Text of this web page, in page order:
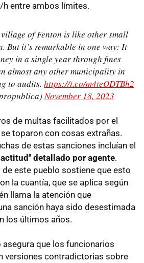
entre ambos límites.
of Fenton is like other small
But it’s remarkable in one way: It
in a single year through fines
almost any other municipality in
to audits. https://t.co/m4teODTBh2
November 18, 2023
de multas facilitados por el
toparon con cosas extrañas.
de estas sanciones incluían el
detallado por agente.
de este pueblo sostiene que esto
la cuantía, que se aplica según
llama la atención que
sanción haya sido desestimada
los últimos años.
que los funcionarios
versiones contradictorias sobre